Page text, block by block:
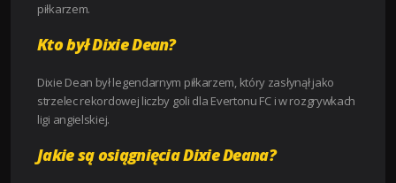
piłkarzem.
Kto był Dixie Dean?
Dixie Dean był legendarnym piłkarzem, który zasłynął jako
strzelec rekordowej liczby goli dla Evertonu FC i w rozgrywkach
ligi angielskiej.
Jakie są osiągnięcia Dixie Deana?